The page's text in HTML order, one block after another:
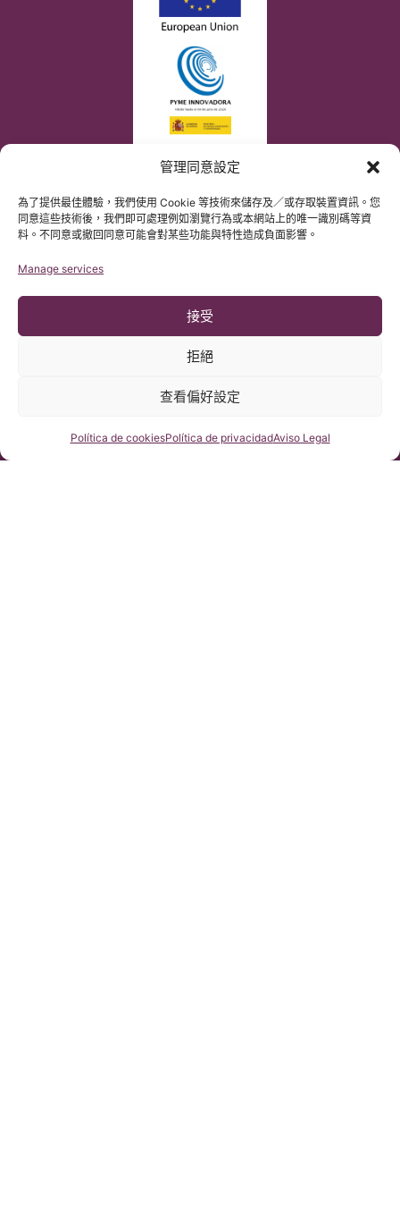
管理同意設定
為了提供最佳體驗，我們使用 Cookie 等技術來儲存及／或存取裝置資訊。您
同意這些技術後，我們即可處理例如瀏覽行為或本網站上的唯一識別碼等資
料。不同意或撤回同意可能會對某些功能與特性造成負面影響。
Manage services
接受
拒絕
查看偏好設定
Política de cookiesPolítica de privacidadAviso Legal
本網站內容原文為西班牙語，網站的翻譯內容非官方翻譯，不具法
咨詢我們